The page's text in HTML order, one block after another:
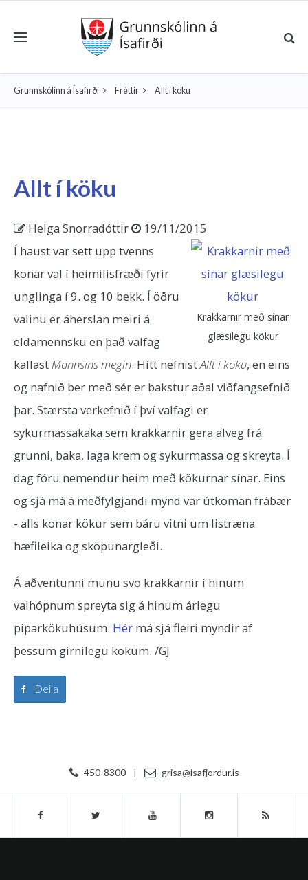
Toggle navigation
Grunnskólinn á Ísafirði Fréttir Allt í köku
Allt í köku
Helga Snorradóttir 19/11/2015
Krakkarnir með sínar
glæsilegu kökur
Í haust var sett upp tvenns
konar val í heimilisfræði fyrir
unglinga í 9. og 10 bekk. Í öðru
valinu er áherslan meiri á
eldamennsku en það valfag
kallastMannsins megin. Hitt nefnistAllt í köku, en eins
og nafnið ber með sér er bakstur aðal viðfangsefnið
þar. Stærsta verkefnið í því valfagi er
sykurmassakaka sem krakkarnir gera alveg frá
grunni, baka, laga krem og sykurmassa og skreyta. Í
dag fóru nemendur heim með kökurnar sínar. Eins
og sjá má á meðfylgjandi mynd var útkoman frábær
- alls konar kökur sem báru vitni um listræna
hæfileika og sköpunargleði.
Á aðventunni munu svo krakkarnir í hinum
valhópnum spreyta sig á hinum árlegu
piparkökuhúsum. Hér má sjá fleiri myndir af
þessum girnilegu kökum. /GJ
Deila
450-8300 | grisa@isafjordur.is